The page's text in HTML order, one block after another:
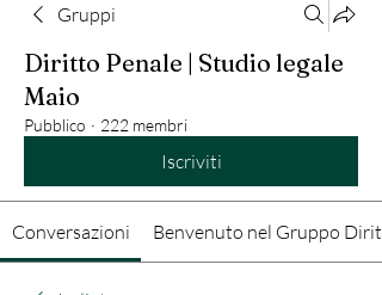
Gruppi
Diritto Penale | Studio legale
Maio
Pubblico · 222 membri
Iscriviti
Conversazioni Benvenuto nel Gruppo